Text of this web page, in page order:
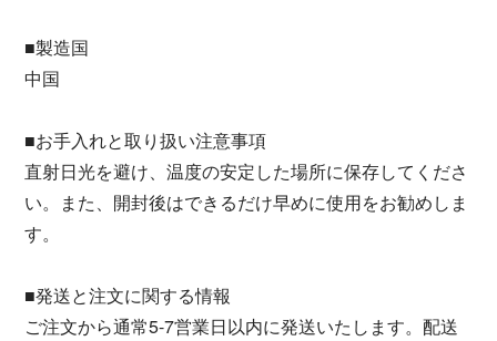
■製造国
中国
■お手入れと取り扱い注意事項
直射日光を避け、温度の安定した場所に保存してくださ
い。また、開封後はできるだけ早めに使用をお勧めしま
す。
■発送と注文に関する情報
ご注文から通常5-7営業日以内に発送いたします。配送